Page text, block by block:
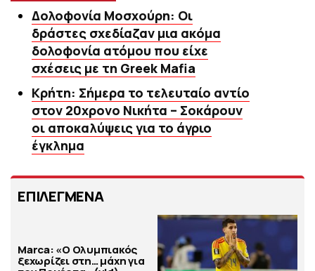
Δολοφονία Μοσχούρη: Οι
δράστες σχεδίαζαν μια ακόμα
δολοφονία ατόμου που είχε
σχέσεις με τη Greek Mafia
Κρήτη: Σήμερα το τελευταίο αντίο
στον 20χρονο Νικήτα – Σοκάρουν
οι αποκαλύψεις για το άγριο
έγκλημα
ΕΠΙΛΕΓΜΕΝΑ
Marca: «Ο Ολυμπιακός
ξεχωρίζει στη… μάχη για